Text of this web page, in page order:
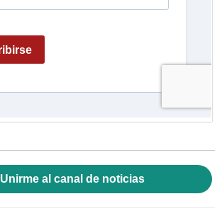
Unirme al canal de noticias